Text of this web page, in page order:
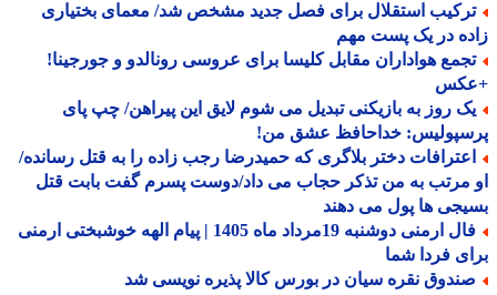
استقلال برای فصل جدید مشخص شد/ معمای بختیاری
در یک پست مهم
هواداران مقابل کلیسا برای عروسی رونالدو و جورجینا!
روز به بازیکنی تبدیل می شوم لایق این پیراهن/ چپ پای
خداحافظ عشق من!
دختر بلاگری که حمیدرضا رجب زاده را به قتل رسانده/
مرتب به من تذکر حجاب می داد/دوست پسرم گفت بابت قتل
ها پول می دهند
فال ارمنی دوشنبه 19مرداد ماه 1405 | پیام الهه خوشبختی ارمنی
فردا شما
نقره سیان در بورس کالا پذیره نویسی شد